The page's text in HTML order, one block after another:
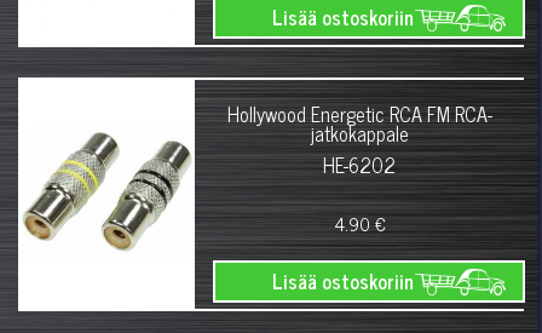
Lisää ostoskoriin
Hollywood Energetic RCA FM RCA-
jatkokappale
HE-6202
4.90 €
Lisää ostoskoriin